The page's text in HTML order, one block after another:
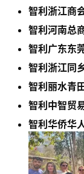
智利浙江商
智利河南总
智利广东东
智利浙江同
智利丽水青
智利中智贸
智利华侨华